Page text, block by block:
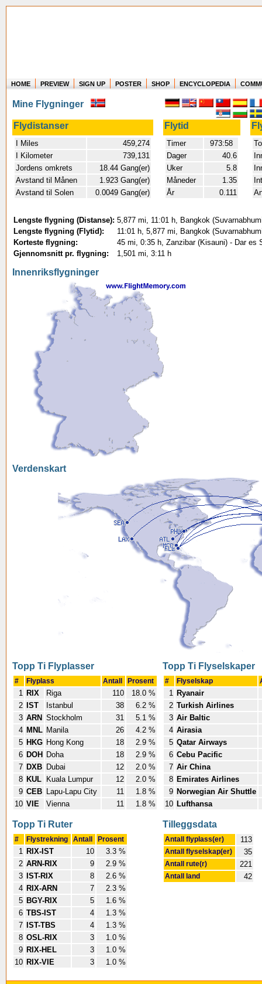
Where in the world have you flown?
How long have you been in the air?
Create your own FlightMemory and see!
HOME PREVIEW SIGN UP POSTER SHOP ENCYCLOPEDIA
Mine Flygninger
Flydistanser Flytid
I Miles
459,274
I Kilometer
739,131
Jordens omkrets
18.44 Gang(er)
Avstand til Månen
1.923 Gang(er)
Avstand til Solen
0.0049 Gang(er)
Timer
973:58
Dager
40.6
Uker
5.8
Måneder
1.35
År
0.111
Lengste flygning (Distanse): 5,877 mi, 11:01 h, Bangkok
Lengste flygning (Flytid):
11:01 h, 5,877 mi, Bangkok
Korteste flygning:
45 mi, 0:35 h, Zanzibar (Kisauni) - Dar es
Gjennomsnitt pr. flygning:
1,501 mi, 3:11 h
Innenriksflygninger
Verdenskart
Topp Ti Flyplasser
# Flyplass Antall Prosent
1 RIX Riga 110
18.0 %
2
IST Istanbul 38
6.2 %
3 ARN Stockholm 31
5.1 %
4 MNL Manila 26
4.2 %
5 HKG Hong Kong 18
2.9 %
6 DOH Doha 18
2.9 %
7 DXB Dubai 12
2.0 %
8 KUL Kuala Lumpur 12
2.0 %
9 CEB Lapu-Lapu City 11
1.8 %
10 VIE Vienna 11 1.8 %
Topp Ti Flyselskaper
# Flyselskap
1 Ryanair
2 Turkish Airlines
3 Air Baltic
4 Airasia
5 Qatar Airways
6 Cebu Pacific
7 Air China
8 Emirates Airlines
9 Norwegian Air Shuttle
10 Lufthansa
Topp Ti Ruter
# Flystrekning Antall Prosent
1 RIX-IST 10
3.3 %
2 ARN-RIX 9
2.9 %
3
IST-RIX 8
2.6 %
4 RIX-ARN 7
2.3 %
5 BGY-RIX 5
1.6 %
6 TBS-IST 4
1.3 %
7
IST-TBS 4
1.3 %
8 OSL-RIX 3
1.0 %
9 RIX-HEL 3
1.0 %
10 RIX-VIE 3 1.0 %
Tilleggsdata
Antall flyplass(er) 113
Antall flyselskap(er) 35
Antall rute(r) 221
Antall land 42